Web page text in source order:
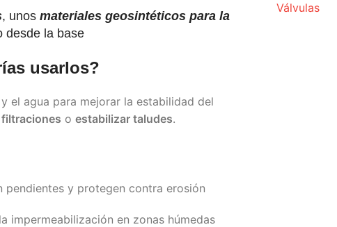
, unos materiales geosintéticos para la
desde la base
usarlos?
el agua para mejorar la estabilidad del
o estabilizar taludes.
pendientes y protegen contra erosión
impermeabilización en zonas húmedas
Válvulas